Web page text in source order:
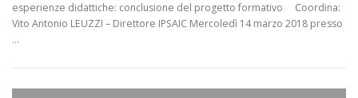
esperienze didattiche: conclusione del progetto formativo Coordina:
Vito Antonio LEUZZI – Direttore IPSAIC Mercoledì 14 marzo 2018 presso
…